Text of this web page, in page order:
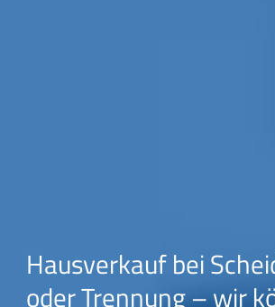
Hausverkauf bei
oder Trennung – wir